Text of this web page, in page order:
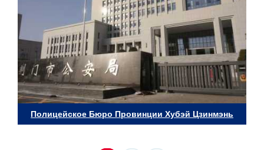
Полицейское Бюро Провинции Хубэй Цзинмэнь